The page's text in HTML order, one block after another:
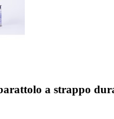
a strappo